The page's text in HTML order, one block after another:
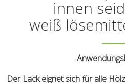
innen
weiß
Der Lack eignet sich für alle